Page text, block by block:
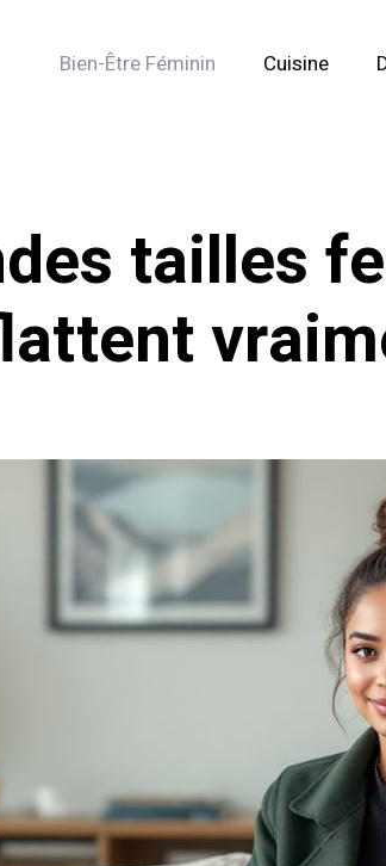
Bien-Être Féminin Cuisine
tailles